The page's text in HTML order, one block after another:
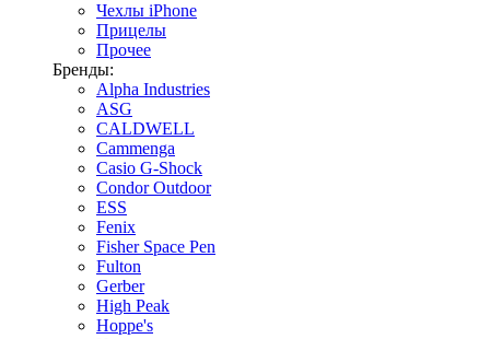
Чехлы iPhone
Прицелы
Прочее
Бренды:
Alpha Industries
ASG
CALDWELL
Cammenga
Casio G-Shock
Condor Outdoor
ESS
Fenix
Fisher Space Pen
Fulton
Gerber
High Peak
Hoppe's